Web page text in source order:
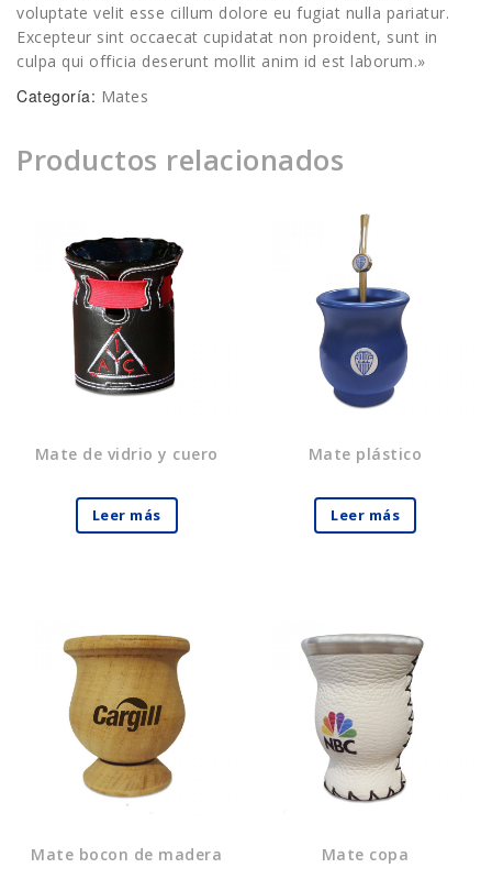
voluptate velit esse cillum dolore eu fugiat nulla pariatur.
Excepteur sint occaecat cupidatat non proident, sunt in
culpa qui officia deserunt mollit anim id est laborum.»
Categoría: Mates
Productos relacionados
Mate de vidrio y cuero
Leer más
Mate plástico
Leer más
Mate bocon de madera Mate copa